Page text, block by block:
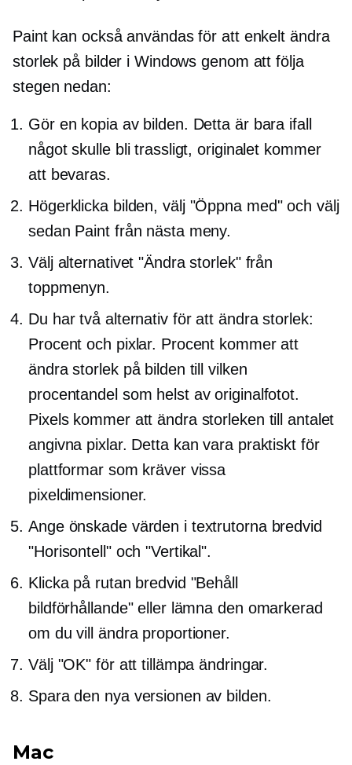
Paint kan också användas för att enkelt ändra
storlek på bilder i Windows genom att följa
stegen nedan:
Gör en kopia av bilden. Detta är bara ifall
något skulle bli trassligt, originalet kommer
att bevaras.
Högerklickabilden, välj "Öppna med" och välj
sedan Paint från nästa meny.
Välj alternativet "Ändra storlek" från
toppmenyn.
Du har två alternativ för att ändra storlek:
Procent och pixlar. Procent kommer att
ändra storlek på bilden till vilken
procentandel som helst av originalfotot.
Pixels kommer att ändra storleken till antalet
angivna pixlar. Detta kan vara praktiskt för
plattformar som kräver vissa
pixeldimensioner.
Ange önskade värden i textrutorna bredvid
"Horisontell" och "Vertikal".
Klicka på rutan bredvid "Behåll
bildförhållande" eller lämna den omarkerad
om du vill ändra proportioner.
Välj "OK" för att tillämpa ändringar.
Spara den nya versionen av bilden.
Mac